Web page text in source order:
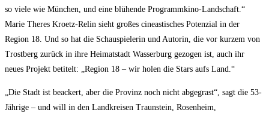
so viele wie München, und eine blühende Programmkino-Landschaft.“
Marie Theres Kroetz-Relin sieht großes cineastisches Potenzial in der
Region 18. Und so hat die Schauspielerin und Autorin, die vor kurzem von
Trostberg zurück in ihre Heimatstadt Wasserburg gezogen ist, auch ihr
neues Projekt betitelt: „Region 18 – wir holen die Stars aufs Land.“
„Die Stadt ist beackert, aber die Provinz noch nicht abgegrast“, sagt die 53-
Jährige – und will in den Landkreisen Traunstein, Rosenheim,